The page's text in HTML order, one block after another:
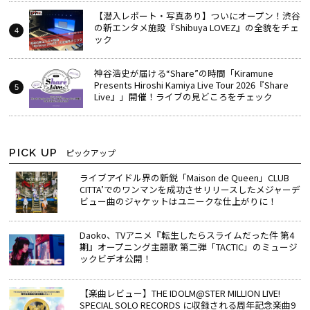
【潜入レポート・写真あり】ついにオープン！渋谷
の新エンタメ施設『Shibuya LOVEZ』の全貌をチェ
ック
神谷浩史が届ける“Share”の時間――「Kiramune
Presents Hiroshi Kamiya Live Tour 2026『Share
Live』」開催！ライブの見どころをチェック
PICK UP ピックアップ
ライブアイドル界の新鋭「Maison de Queen」CLUB
CITTA’でのワンマンを成功させリリースしたメジャーデ
ビュー曲のジャケットはユニークな仕上がりに！
Daoko、TVアニメ『転生したらスライムだった件 第4
期』オープニング主題歌 第二弾「TACTIC」のミュージ
ックビデオ公開！
【楽曲レビュー】THE IDOLM@STER MILLION LIVE!
SPECIAL SOLO RECORDS に収録される周年記念楽曲9